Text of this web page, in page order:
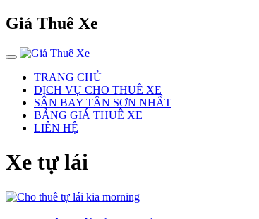
Giá Thuê Xe
TRANG CHỦ
DỊCH VỤ CHO THUÊ XE
SÂN BAY TÂN SƠN NHẤT
BẢNG GIÁ THUÊ XE
LIÊN HỆ
Xe tự lái